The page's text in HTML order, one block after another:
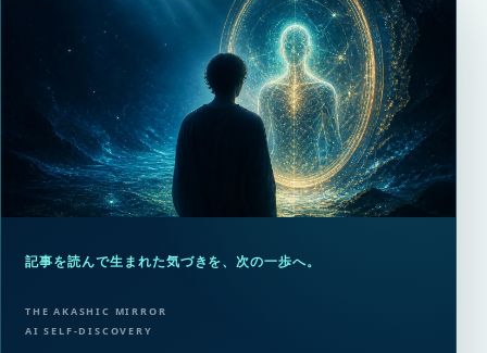
記事を読んで生まれた気づきを、次の一歩へ。
THE AKASHIC MIRROR
AI SELF-DISCOVERY